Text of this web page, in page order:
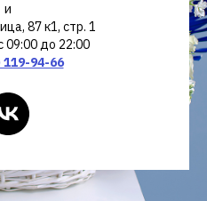
и
87 к1, стр. 1
09:00 до 22:00
119-94-66